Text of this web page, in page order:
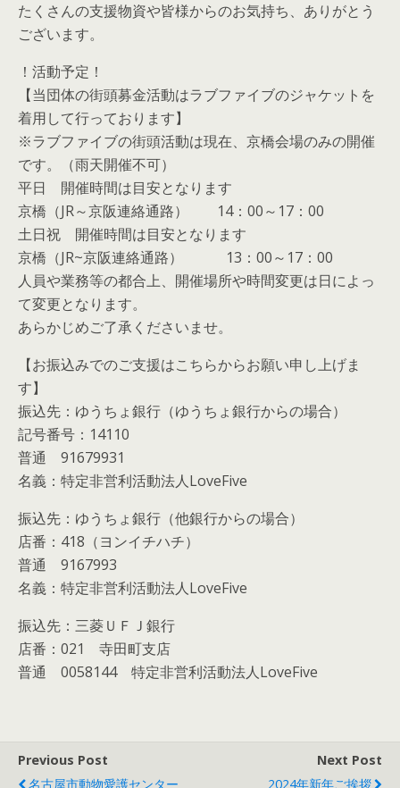
たくさんの支援物資や皆様からのお気持ち、ありがとう
ございます。
！活動予定！
【当団体の街頭募金活動はラブファイブのジャケットを
着用して行っております】
※ラブファイブの街頭活動は現在、京橋会場のみの開催
です。（雨天開催不可）
平日 開催時間は目安となります
京橋（JR～京阪連絡通路） 14：00～17：00
土日祝 開催時間は目安となります
京橋（JR~京阪連絡通路） 13：00～17：00
人員や業務等の都合上、開催場所や時間変更は日によっ
て変更となります。
あらかじめご了承くださいませ。
【お振込みでのご支援はこちらからお願い申し上げま
す】
振込先：ゆうちょ銀行（ゆうちょ銀行からの場合）
記号番号：14110
普通 91679931
名義：特定非営利活動法人LoveFive
振込先：ゆうちょ銀行（他銀行からの場合）
店番：418（ヨンイチハチ）
普通 9167993
名義：特定非営利活動法人LoveFive
振込先：三菱ＵＦＪ銀行
店番：021 寺田町支店
普通 0058144 特定非営利活動法人LoveFive
Previous Post
名古屋市動物愛護センター
Next Post
2024年新年ご挨拶